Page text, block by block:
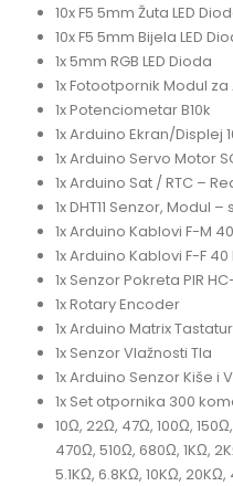
10x F5 5mm Žuta LED
10x F5 5mm Bijela LED
1x 5mm RGB LED Dioda
1x Fotootpornik Modul
1x Potenciometar B10k
1x Arduino Ekran/Displej
1x Arduino Servo Motor
1x Arduino Sat / RTC –
1x DHT11 Senzor,
1x Arduino Kablovi F-M
1x Arduino Kablovi F-F
1x Senzor Pokreta PIR
1x Rotary Encoder
1x Arduino Matrix
1x Senzor Vlažnosti Tla
1x Arduino Senzor Kiše i
1x Set otpornika 300
10Ω, 22Ω, 47Ω, 100Ω,
470Ω, 510Ω, 680Ω, 1KΩ,
5.1KΩ, 6.8KΩ, 10KΩ,